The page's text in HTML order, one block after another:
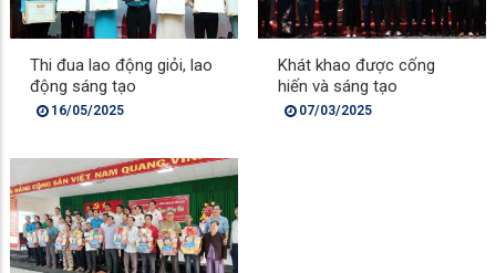
Thi đua lao động giỏi, lao
động sáng tạo
16/05/2025
Khát khao được cống
hiến và sáng tạo
07/03/2025